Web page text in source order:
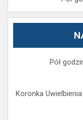
Pół
Koronka